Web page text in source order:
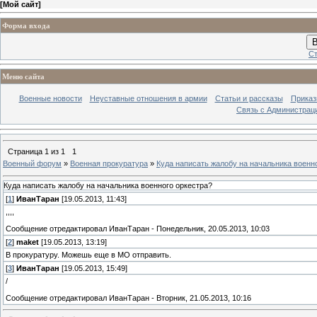
[Мой сайт]
Форма входа
Меню сайта
Военные новости Неуставные отношения в армии Статьи и рассказы
Связь с
Страница 1 из 1
1
Военный форум » Военная прокуратура » Куда написать жалобу на начальника
Куда написать жалобу на начальника военного оркестра?
[1 ] ИванТаран [19.05.2013, 11:43]
Сообщение отредактировал ИванТаран - Понедельник, 20.05.2013, 10:03
[2] maket [19.05.2013, 13:19]
В прокуратуру. Можешь еще в МО отправить.
[3] ИванТаран [19.05.2013, 15:49]
/
Сообщение отредактировал ИванТаран - Вторник, 21.05.2013, 10:16